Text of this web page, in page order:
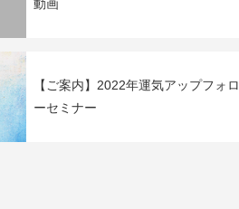
動画
【ご案内】2022年運気アップフォロ
ーセミナー